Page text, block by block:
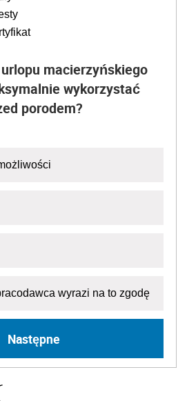
macierzyńskiego
wykorzystać
porodem?
wyrazi na to zgodę
Następne